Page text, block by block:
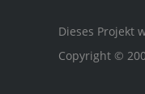
Dieses Projekt
Copyright ©